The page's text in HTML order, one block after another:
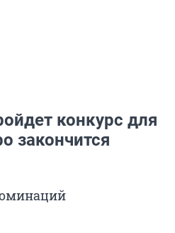
конкурс для
закончится